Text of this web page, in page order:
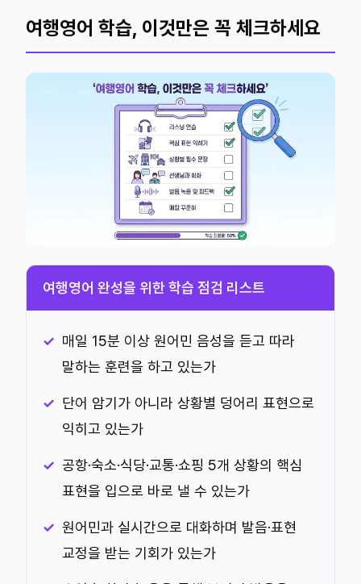
여행영어 학습, 이것만은 꼭 체크하세요
여행영어 완성을 위한 학습 점검 리스트
매일 15분 이상 원어민 음성을 듣고 따라
말하는 훈련을 하고 있는가
단어 암기가 아니라 상황별 덩어리 표현으로
익히고 있는가
공항·숙소·식당·교통·쇼핑 5개 상황의 핵심
표현을 입으로 바로 낼 수 있는가
원어민과 실시간으로 대화하며 발음·표현
교정을 받는 기회가 있는가